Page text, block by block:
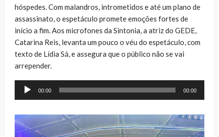
hóspedes. Com malandros, intrometidos e até um plano de
assassinato, o espetáculo promete emoções fortes de
início a fim. Aos microfones da Sintonia, a atriz do GEDE,
Catarina Reis, levanta um pouco o véu do espetáculo, com
texto de Lídia Sá, e assegura que o público não se vai
arrepender.
Reprodutor
00:00 00:00